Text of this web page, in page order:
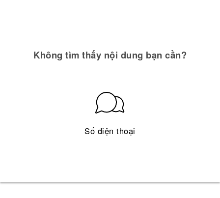
Không tìm thấy nội dung bạn cần?
Số điện thoại